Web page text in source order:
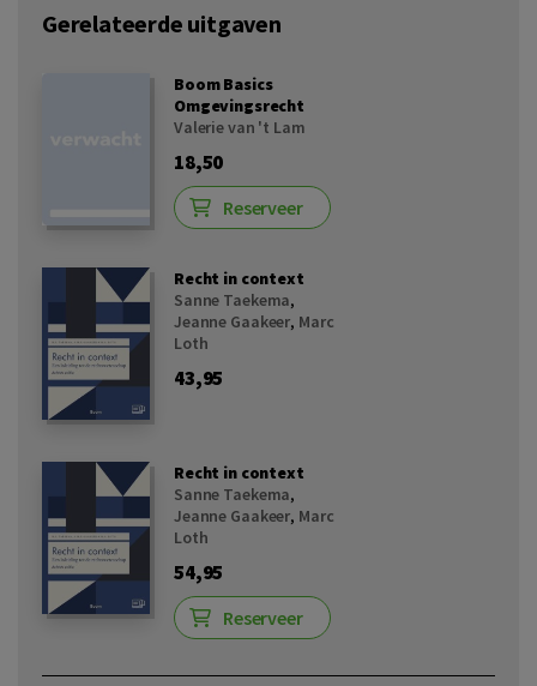
Gerelateerde uitgaven
Boom Basics
Omgevingsrecht
Valerie van 't Lam
18,50
Reserveer
Recht in context
Sanne Taekema,
Jeanne Gaakeer, Marc
Loth
43,95
Recht in context
Sanne Taekema,
Jeanne Gaakeer, Marc
Loth
54,95
Reserveer